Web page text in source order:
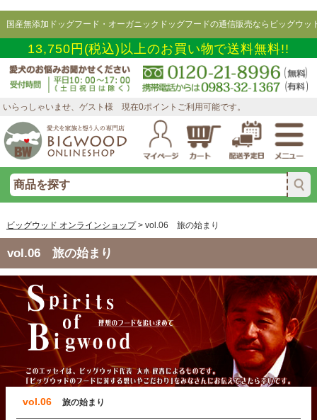
国産無添加ドッグフード・オーガニックドッグフードの通信販売ならビッグウッ
13,750円(税込)以上のお買い物で送料無料!!
いらっしゃいませ、ゲスト様 現在0ポイントご利用可能です。
ビッグウッド オンラインショップ> vol.06 旅の始まり
vol.06 旅の始まり
vol.06 旅の始まり